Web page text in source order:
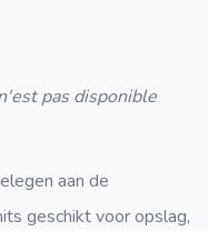
pas disponible
aan de
geschikt voor opslag,